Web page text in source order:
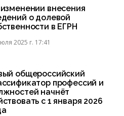
внесения
о долевой
в ЕГРН
2025 г. 17:41
общероссийский
профессий и
начнёт
с 1 января 2026